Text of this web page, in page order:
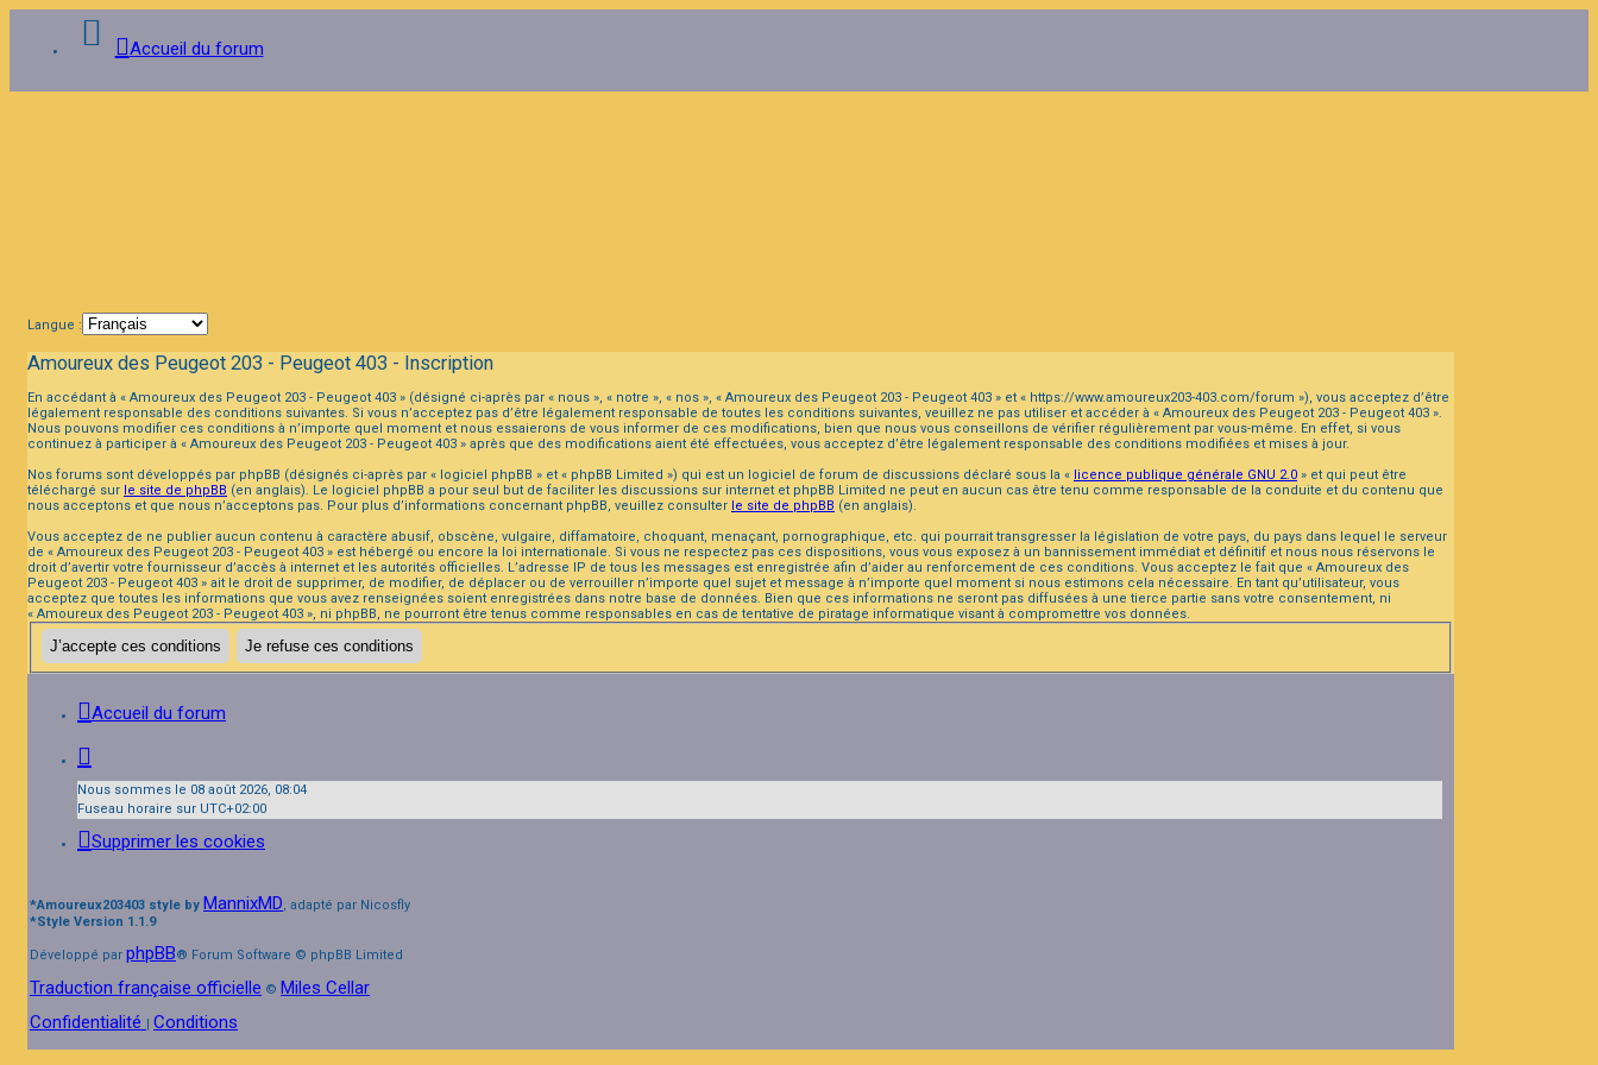
Accueil du forum
Langue :
Amoureux des Peugeot 203 - Peugeot 403 - Inscription
En accédant à « Amoureux des Peugeot 203 - Peugeot 403 » (désigné ci-après par « nous », « notre », « nos », « Amoureux des Peugeot 203 - Peugeot 403 » et « https://www.amoureux203-403.com/forum »), vous acceptez d’être
légalement responsable des conditions suivantes. Si vous n’acceptez pas d’être légalement responsable de toutes les conditions suivantes, veuillez ne pas utiliser et accéder à « Amoureux des Peugeot 203 - Peugeot 403 ».
Nous pouvons modifier ces conditions à n’importe quel moment et nous essaierons de vous informer de ces modifications, bien que nous vous conseillons de vérifier régulièrement par vous-même. En effet, si vous
continuez à participer à « Amoureux des Peugeot 203 - Peugeot 403 » après que des modifications aient été effectuées, vous acceptez d’être légalement responsable des conditions modifiées et mises à jour.
Nos forums sont développés par phpBB (désignés ci-après par « logiciel phpBB » et « phpBB Limited ») qui est un logiciel de forum de discussions déclaré sous la « licence publique générale GNU 2.0 » et qui peut être
téléchargé sur le site de phpBB (en anglais). Le logiciel phpBB a pour seul but de faciliter les discussions sur internet et phpBB Limited ne peut en aucun cas être tenu comme responsable de la conduite et du contenu que
nous acceptons et que nous n’acceptons pas. Pour plus d’informations concernant phpBB, veuillez consulter le site de phpBB (en anglais).
Vous acceptez de ne publier aucun contenu à caractère abusif, obscène, vulgaire, diffamatoire, choquant, menaçant, pornographique, etc. qui pourrait transgresser la législation de votre pays, du pays dans lequel le serveur
de « Amoureux des Peugeot 203 - Peugeot 403 » est hébergé ou encore la loi internationale. Si vous ne respectez pas ces dispositions, vous vous exposez à un bannissement immédiat et définitif et nous nous réservons le
droit d’avertir votre fournisseur d’accès à internet et les autorités officielles. L’adresse IP de tous les messages est enregistrée afin d’aider au renforcement de ces conditions. Vous acceptez le fait que « Amoureux des
Peugeot 203 - Peugeot 403 » ait le droit de supprimer, de modifier, de déplacer ou de verrouiller n’importe quel sujet et message à n’importe quel moment si nous estimons cela nécessaire. En tant qu’utilisateur, vous
acceptez que toutes les informations que vous avez renseignées soient enregistrées dans notre base de données. Bien que ces informations ne seront pas diffusées à une tierce partie sans votre consentement, ni
« Amoureux des Peugeot 203 - Peugeot 403 », ni phpBB, ne pourront être tenus comme responsables en cas de tentative de piratage informatique visant à compromettre vos données.
Accueil du forum
Nous sommes le 08 août 2026, 08:04
Fuseau horaire sur UTC+02:00
Supprimer les cookies
*Amoureux203403 style by MannixMD, adapté par Nicosfly
*Style Version 1.1.9
Développé par phpBB® Forum Software © phpBB Limited
Traduction française officielle © Miles Cellar
Confidentialité
Conditions